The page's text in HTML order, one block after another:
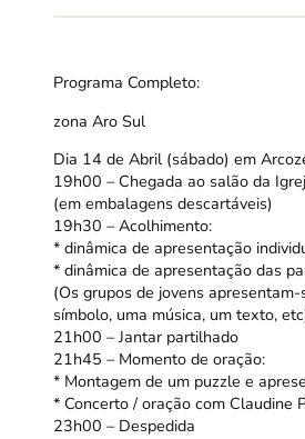
Programa Completo:
zona Aro Sul
Dia 14 de Abril (sábado) em
19h00 – Chegada ao salão da
(em embalagens descartáveis)
19h30 – Acolhimento:
* dinâmica de apresentação
* dinâmica de apresentação das
(Os grupos de jovens
símbolo, uma música, um texto,
21h00 – Jantar partilhado
21h45 – Momento de oração:
* Montagem de um puzzle e
* Concerto / oração com Claudine
23h00 – Despedida